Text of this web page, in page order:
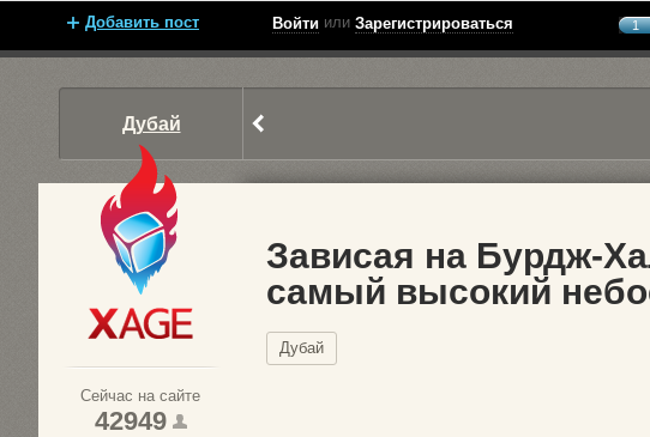
Добавить пост Войти или Зарегистрироваться 1
Дубай
Сейчас на сайте
42949
Зависая на Бурдж-
самый высокий
Дубай